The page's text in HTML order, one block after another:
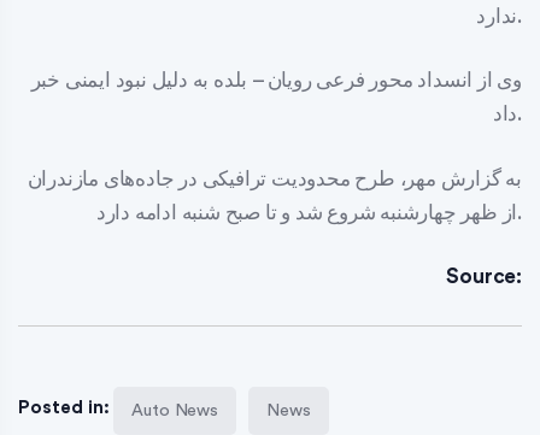
ندارد.
وی از انسداد محور فرعی رویان – بلده به دلیل نبود ایمنی خبر
داد.
به گزارش مهر، طرح محدودیت ترافیکی در جاده‌های مازندران
از ظهر چهارشنبه شروع شد و تا صبح شنبه ادامه دارد.
Source:
Posted in: Auto News News